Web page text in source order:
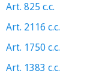
Art. 825 c.c.
Art. 2116 c.c.
Art. 1750 c.c.
Art. 1383 c.c.